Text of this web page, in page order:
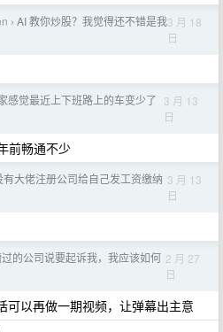
› AI 教你炒股？我觉得还不错是我3 月 18
日
感觉最近上下班路上的车变少了 3 月 13
日
前畅通不少
有大佬注册公司给自己发工资缴纳 3 月 13
日
的公司说要起诉我，我应该如何 2 月 27
日
可以再做一期视频，让弹幕出主意